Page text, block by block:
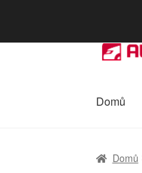
Přeskočit
na
Přejít
webu
Domů
Domů